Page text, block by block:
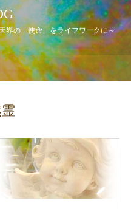
界の「使命」をライフワークに～